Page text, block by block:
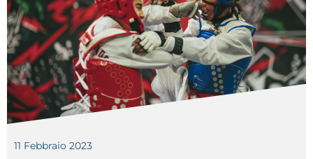
Federazione Trasparente
Fita HUB
11 Febbraio 2023